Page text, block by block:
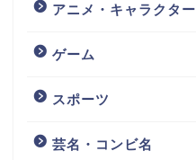
アニメ・キャラクター
ゲーム
スポーツ
芸名・コンビ名